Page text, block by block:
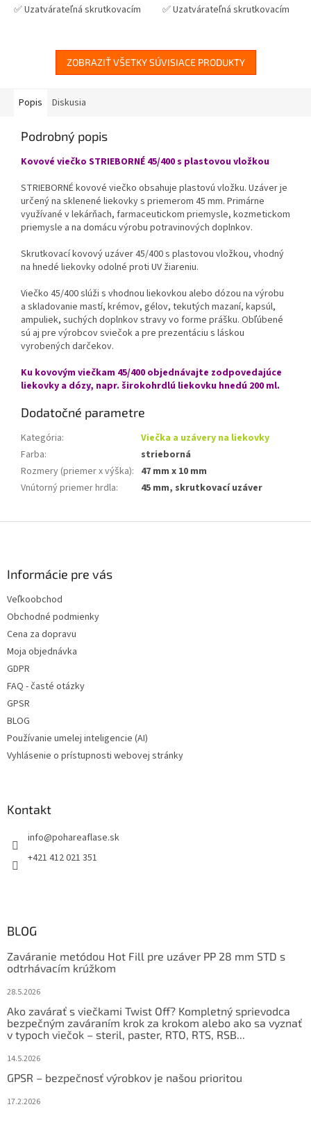
✅ Uzatvárateľná skrutkovacím
✅ Viečka k liekovke nižšie v
súvisiacich produktoch
výrobkov citlivých na UV
✅ Liekovka skladom a ihneď na
odoslanie!
Originálne balenie vo fólii po
36 kusoch. Predávame iba po
celých baleniach!!!
✅ Uzatvárateľná skrutkovacím
✅ Viečka k liekovke nižšie v
súvisiacich produktoch
Originálne balenie 49 ks vo
fólii. Predávame iba po
celých baleniach!!!
ZOBRAZIŤ VŠETKY SÚVISIACE PRODUKTY
Popis Diskusia
Podrobný popis
Kovové viečko STRIEBORNÉ 45/400 s plastovou vložkou
STRIEBORNÉ kovové viečko obsahuje plastovú vložku. Uzáver je
určený na sklenené liekovky s priemerom 45 mm. Primárne
využívané v lekárňach, farmaceutickom priemysle, kozmetickom
priemysle a na domácu výrobu potravinových doplnkov.
Skrutkovací kovový uzáver 45/400 s plastovou vložkou, vhodný
na hnedé liekovky odolné proti UV žiareniu.
Viečko 45/400 slúži s vhodnou liekovkou alebo dózou na výrobu
a skladovanie mastí, krémov, gélov, tekutých mazaní, kapsúl,
ampuliek, suchých doplnkov stravy vo forme prášku. Obľúbené
sú aj pre výrobcov sviečok a pre prezentáciu s láskou
vyrobených darčekov.
Ku kovovým viečkam 45/400 objednávajte zodpovedajúce
liekovky a dózy, napr. širokohrdlú liekovku hnedú 200 ml.
Dodatočné parametre
Kategória:
Viečka a uzávery na liekovky
Farba:
strieborná
Rozmery (priemer x výška): 47 mm x 10 mm
Vnútorný priemer hrdla: 45 mm, skrutkovací uzáver
Informácie pre vás
Veľkoobchod
Obchodné podmienky
Cena za dopravu
Moja objednávka
GDPR
FAQ - časté otázky
GPSR
BLOG
Používanie umelej inteligencie (AI)
Vyhlásenie o prístupnosti webovej stránky
Kontakt
info@pohareaflase.sk
+421 412 021 351
BLOG
Zaváranie metódou Hot Fill pre uzáver PP 28 mm STD s
odtrhávacím krúžkom
28.5.2026
Ako zavárať s viečkami Twist Off? Kompletný sprievodca
bezpečným zaváraním krok za krokom alebo ako sa vyznať
v typoch viečok – steril, paster, RTO, RTS, RSB...
14.5.2026
GPSR – bezpečnosť výrobkov je našou prioritou
17.2.2026